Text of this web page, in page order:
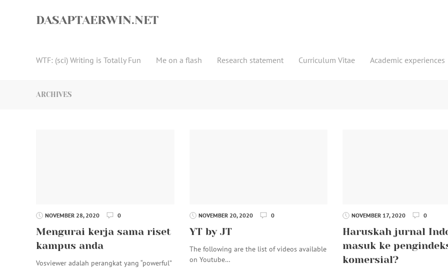
DASAPTAERWIN.NET
WTF: (sci) Writing is Totally Fun Me on a flash Research statement Curriculum Vitae Academic experiences
ARCHIVES
NOVEMBER 28, 2020 0
Mengurai kerja sama riset
kampus anda
Vosviewer adalah perangkat yang “powerful”
NOVEMBER 20, 2020 0
YT by JT
The following are the list of videos available
on Youtube…
NOVEMBER 17, 2020 0
Haruskah jurnal
masuk ke
komersial?